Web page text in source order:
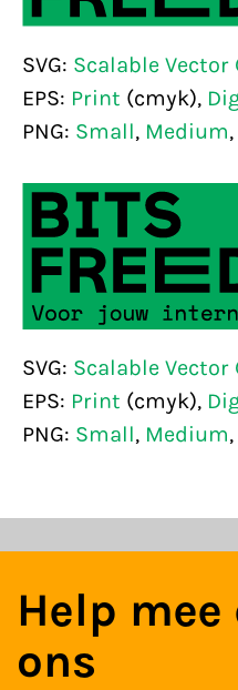
SVG: Scalable Vector
EPS: Print (cmyk),
PNG: Small, Medium,
SVG: Scalable Vector
EPS: Print (cmyk),
PNG: Small, Medium,
Help
ons